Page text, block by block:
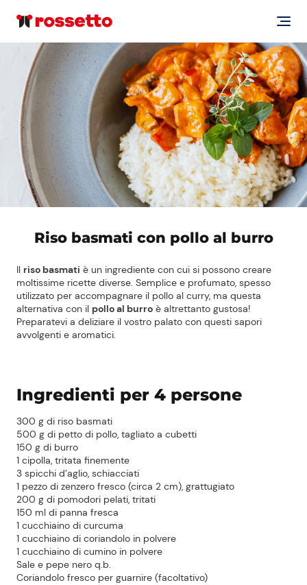
Riso basmati con pollo al burro
Il riso basmati è un ingrediente con cui si possono creare
moltissime ricette diverse. Semplice e profumato, spesso
utilizzato per accompagnare il pollo al curry, ma questa
alternativa con il pollo al burro è altrettanto gustosa!
Preparatevi a deliziare il vostro palato con questi sapori
avvolgenti e aromatici.
Ingredienti per 4 persone
300 g di riso basmati
500 g di petto di pollo, tagliato a cubetti
150 g di burro
1 cipolla, tritata finemente
3 spicchi d’aglio, schiacciati
1 pezzo di zenzero fresco (circa 2 cm), grattugiato
200 g di pomodori pelati, tritati
150 ml di panna fresca
1 cucchiaino di curcuma
1 cucchiaino di coriandolo in polvere
1 cucchiaino di cumino in polvere
Sale e pepe nero q.b.
Coriandolo fresco per guarnire (facoltativo)